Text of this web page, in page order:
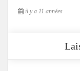
il y a 11 années